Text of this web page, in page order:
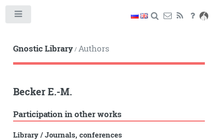
Gnostic Library/Authors
Becker E.-M.
Participation in other works
Library/Journals, conferences